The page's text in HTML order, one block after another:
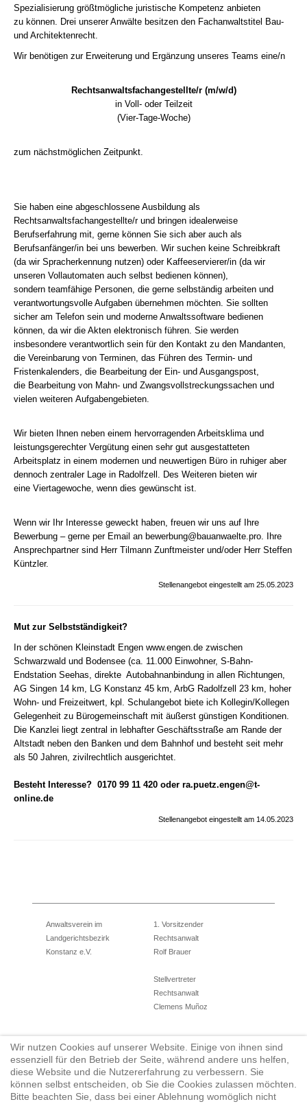
Spezialisierung größtmögliche juristische Kompetenz anbieten
zu können. Drei unserer Anwälte besitzen den Fachanwaltstitel Bau-
und Architektenrecht.
Wir benötigen zur Erweiterung und Ergänzung unseres Teams eine/n
Rechtsanwaltsfachangestellte/r (m/w/d)
in Voll- oder Teilzeit
(Vier-Tage-Woche)
zum nächstmöglichen Zeitpunkt.
Sie haben eine abgeschlossene Ausbildung als
Rechtsanwaltsfachangestellte/r und bringen idealerweise
Berufserfahrung mit, gerne können Sie sich aber auch als
Berufsanfänger/in bei uns bewerben. Wir suchen keine Schreibkraft
(da wir Spracherkennung nutzen) oder Kaffeeservierer/in (da wir
unseren Vollautomaten auch selbst bedienen können),
sondern teamfähige Personen, die gerne selbständig arbeiten und
verantwortungsvolle Aufgaben übernehmen möchten. Sie sollten
sicher am Telefon sein und moderne Anwaltssoftware bedienen
können, da wir die Akten elektronisch führen. Sie werden
insbesondere verantwortlich sein für den Kontakt zu den Mandanten,
die Vereinbarung von Terminen, das Führen des Termin- und
Fristenkalenders, die Bearbeitung der Ein- und Ausgangspost,
die Bearbeitung von Mahn- und Zwangsvollstreckungssachen und
vielen weiteren Aufgabengebieten.
Wir bieten Ihnen neben einem hervorragenden Arbeitsklima und
leistungsgerechter Vergütung einen sehr gut ausgestatteten
Arbeitsplatz in einem modernen und neuwertigen Büro in ruhiger aber
dennoch zentraler Lage in Radolfzell. Des Weiteren bieten wir
eine Viertagewoche, wenn dies gewünscht ist.
Wenn wir Ihr Interesse geweckt haben, freuen wir uns auf Ihre
Bewerbung – gerne per Email an bewerbung@bauanwaelte.pro . Ihre
Ansprechpartner sind Herr Tilmann Zunftmeister und/oder Herr Steffen
Küntzler.
Stellenangebot eingestellt am 25.05.2023
Mut zur Selbstständigkeit?
In der schönen Kleinstadt Engen www.engen.de zwischen
Schwarzwald und Bodensee (ca. 11.000 Einwohner, S-Bahn-
Endstation Seehas, direkte Autobahnanbindung in allen Richtungen,
AG Singen 14 km, LG Konstanz 45 km, ArbG Radolfzell 23 km, hoher
Wohn- und Freizeitwert, kpl. Schulangebot biete ich Kollegin/Kollegen
Gelegenheit zu Bürogemeinschaft mit äußerst günstigen Konditionen.
Die Kanzlei liegt zentral in lebhafter Geschäftsstraße am Rande der
Altstadt neben den Banken und dem Bahnhof und besteht seit mehr
als 50 Jahren, zivilrechtlich ausgerichtet.
Besteht Interesse? 0170 99 11 420 oder ra.puetz.engen@t-
online.de
Stellenangebot eingestellt am 14.05.2023
Anwaltsverein im
Landgerichtsbezirk
Konstanz e.V.
1. Vorsitzender
Rechtsanwalt
Rolf Brauer
Stellvertreter
Rechtsanwalt
Clemens Muñoz
Eingetragener Verein
Amtsgericht Konstanz
Geschäftsführerin
Tel.: 07531/12784710
Fax: 07731/950922
vorstand@anwaltsverein-konstanz.de
Wir nutzen Cookies auf unserer Website. Einige von ihnen sind
essenziell für den Betrieb der Seite, während andere uns helfen,
diese Website und die Nutzererfahrung zu verbessern. Sie
können selbst entscheiden, ob Sie die Cookies zulassen möchten.
Bitte beachten Sie, dass bei einer Ablehnung womöglich nicht